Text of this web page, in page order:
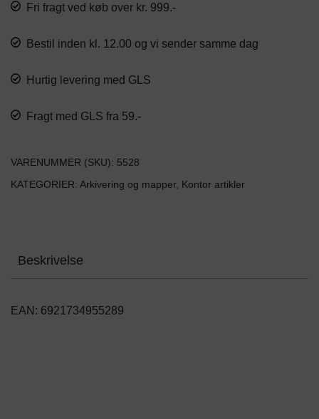
Fri fragt ved køb over kr. 999.-
Bestil inden kl. 12.00 og vi sender samme dag
Hurtig levering med GLS
Fragt med GLS fra 59.-
VARENUMMER (SKU): 5528
KATEGORIER: Arkivering og mapper, Kontor artikler
Beskrivelse
EAN: 6921734955289